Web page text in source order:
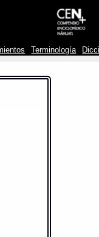
Terminología